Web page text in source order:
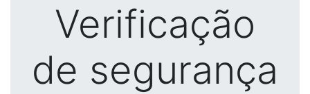
Verificação
de segurança